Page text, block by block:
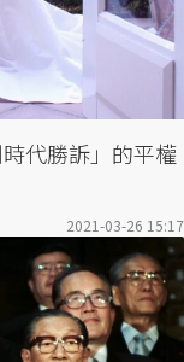
代勝訴」的平權
2021-03-26 15:17